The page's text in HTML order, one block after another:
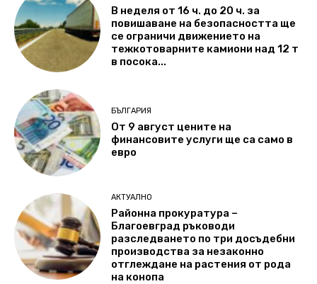
В неделя от 16 ч. до 20 ч. за
повишаване на безопасността ще
се ограничи движението на
тежкотоварните камиони над 12 т
в посока...
БЪЛГАРИЯ
От 9 август цените на
финансовите услуги ще са само в
евро
АКТУАЛНО
Районна прокуратура –
Благоевград ръководи
разследването по три досъдебни
производства за незаконно
отглеждане на растения от рода
на конопа